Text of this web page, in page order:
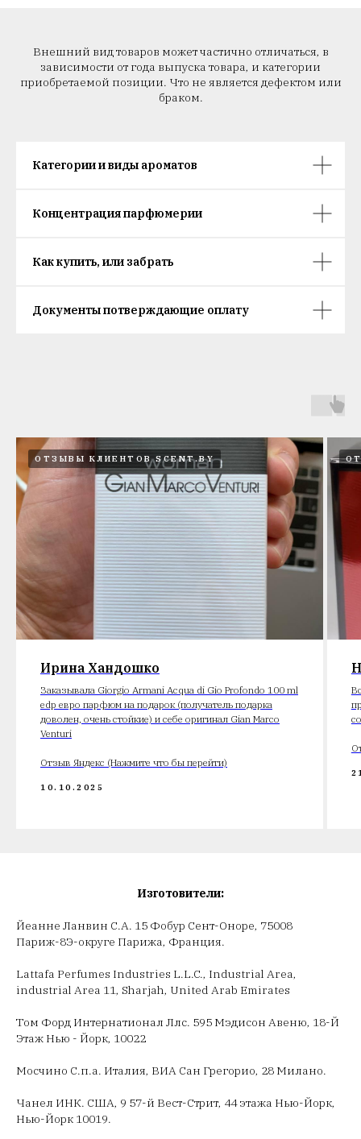
Внешний вид товаров может частично отличаться, в
зависимости от года выпуска товара, и категории
приобретаемой позиции. Что не является дефектом или
браком.
Категории и виды ароматов
Концентрация парфюмерии
Как купить, или забрать
Документы потверждающие оплату
ОТЗЫВЫ КЛИЕНТОВ SCENT.BY
Ирина Хандошко
Заказывала Giorgio Armani Acqua di Gio Profondo 100 ml
edp евро парфюм на подарок (получатель подарка
доволен, очень стойкие) и себе оригинал Gian Marco
Venturi
Отзыв Яндекс (Нажмите что бы перейти)
10.10.2025
Изготовители:
Йеанне Ланвин С.А. 15 Фобур Сент-Оноре, 75008
Париж-8Э-округе Парижа, Франция.
Lattafa Perfumes Industries L.L.C., Industrial Area,
industrial Area 11, Sharjah, United Arab Emirates
Том Форд Интернатионал Ллс. 595 Мэдисон Авеню, 18-Й
Этаж Нью - Йорк, 10022
Мосчино С.п.а. Италия, ВИА Сан Грегорио, 28 Милано.
Чанел ИНК. США, 9 57-й Вест-Стрит, 44 этажа Нью-Йорк,
Нью-Йорк 10019.